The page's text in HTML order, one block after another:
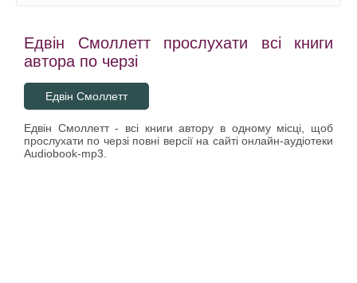
Едвін Смоллетт прослухати всі книги
автора по черзі
Едвін Смоллетт
Едвін Смоллетт - всі книги автору в одному місці, щоб
прослухати по черзі повні версії на сайті онлайн-аудіотеки
Audiobook-mp3.